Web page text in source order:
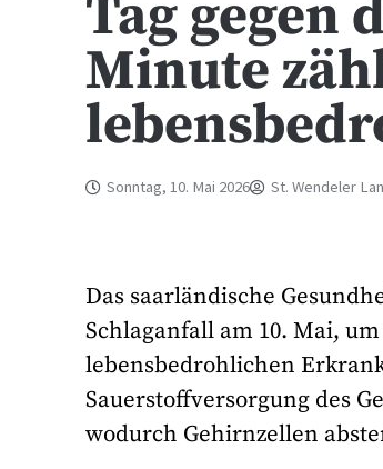
Tag gegen
Minute
Sonntag, 10. Mai 2026 St. Wendeler
Das saarländische
Schlaganfall am 10. Mai,
lebensbedrohlichen
Sauerstoffversorgung des
wodurch Gehirnzellen